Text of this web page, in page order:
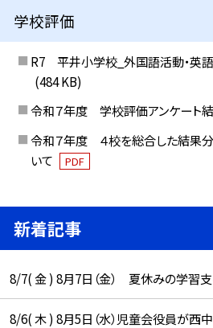
学校評価
R7 平井小学校_外国語活動・英
(484 KB)
令和７年度 学校評価アンケート
令和７年度 ４校を総合した結果
いて
PDF
新着記事
8/7( 金 ) 8月7日（金） 夏休みの学習
8/6( 木 ) 8月5日（水）児童会役員が西